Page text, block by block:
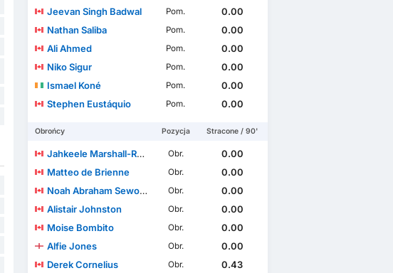
Jeevan Singh Badwal
Pom.
0.00
Nathan Saliba
Pom.
0.00
Ali Ahmed
Pom.
0.00
Niko Sigur
Pom.
0.00
Ismael Koné
Pom.
0.00
Stephen Eustáquio
Pom. 0.00
Obrońcy Pozycja Stracone / 90'
Jahkeele Marshall-Rutty Obr.
0.00
Matteo de Brienne
Obr.
0.00
Noah Abraham Sewonet Abatneh
Obr.
0.00
Alistair Johnston
Obr.
0.00
Moise Bombito
Obr.
0.00
Alfie Jones
Obr.
0.00
Derek Cornelius
Obr. 0.43